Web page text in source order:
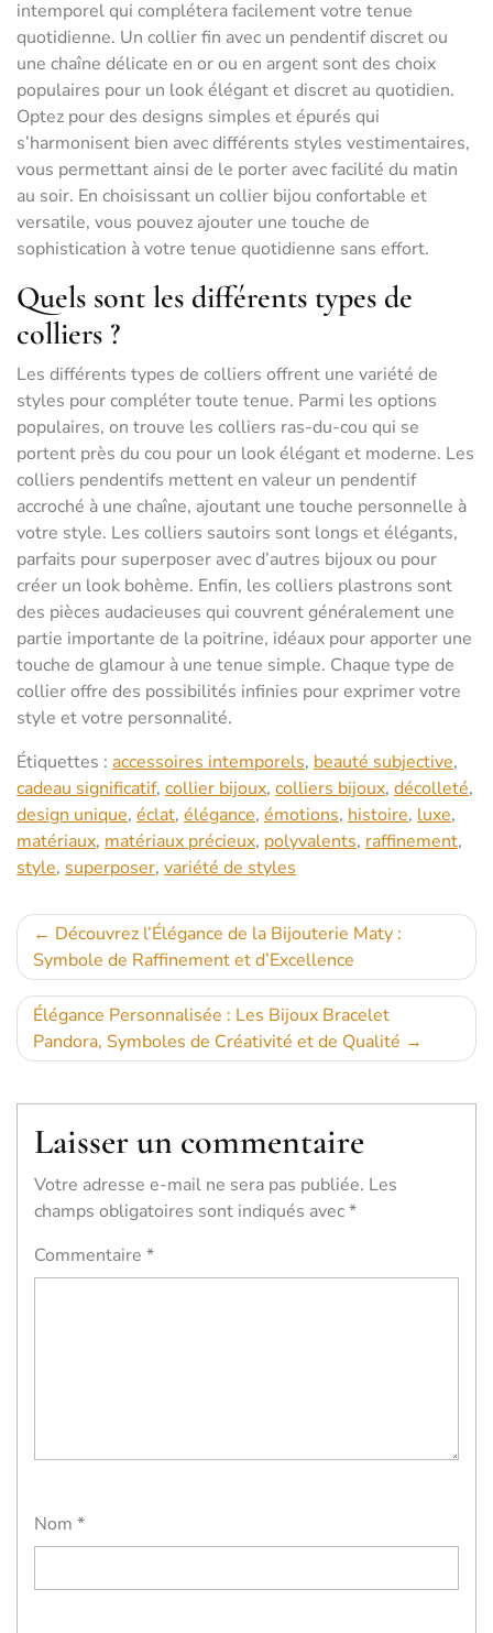
intemporel qui complétera facilement votre tenue
quotidienne. Un collier fin avec un pendentif discret ou
une chaîne délicate en or ou en argent sont des choix
populaires pour un look élégant et discret au quotidien.
Optez pour des designs simples et épurés qui
s’harmonisent bien avec différents styles vestimentaires,
vous permettant ainsi de le porter avec facilité du matin
au soir. En choisissant un collier bijou confortable et
versatile, vous pouvez ajouter une touche de
sophistication à votre tenue quotidienne sans effort.
Quels sont les différents types de
colliers ?
Les différents types de colliers offrent une variété de
styles pour compléter toute tenue. Parmi les options
populaires, on trouve les colliers ras-du-cou qui se
portent près du cou pour un look élégant et moderne. Les
colliers pendentifs mettent en valeur un pendentif
accroché à une chaîne, ajoutant une touche personnelle à
votre style. Les colliers sautoirs sont longs et élégants,
parfaits pour superposer avec d’autres bijoux ou pour
créer un look bohème. Enfin, les colliers plastrons sont
des pièces audacieuses qui couvrent généralement une
partie importante de la poitrine, idéaux pour apporter une
touche de glamour à une tenue simple. Chaque type de
collier offre des possibilités infinies pour exprimer votre
style et votre personnalité.
Étiquettes : accessoires intemporels, beauté subjective,
cadeau significatif, collier bijoux, colliers bijoux, décolleté,
design unique, éclat, élégance, émotions, histoire, luxe,
matériaux, matériaux précieux, polyvalents, raffinement,
style, superposer, variété de styles
Navigation
de
l’article
Découvrez l’Élégance de la Bijouterie Maty :
Symbole de Raffinement et d’Excellence
Élégance Personnalisée : Les Bijoux Bracelet
Pandora, Symboles de Créativité et de Qualité
Laisser un commentaire
Votre adresse e-mail ne sera pas publiée. Les
champs obligatoires sont indiqués avec*
Commentaire *
Nom *